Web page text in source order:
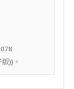
))。